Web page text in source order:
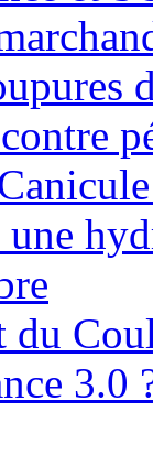
une
du
3.0